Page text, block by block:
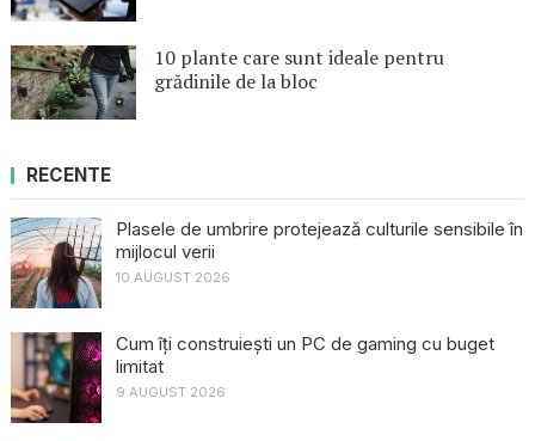
10 plante care sunt ideale pentru
grădinile de la bloc
RECENTE
Plasele de umbrire protejează culturile sensibile în
mijlocul verii
10 AUGUST 2026
Cum îți construiești un PC de gaming cu buget
limitat
9 AUGUST 2026